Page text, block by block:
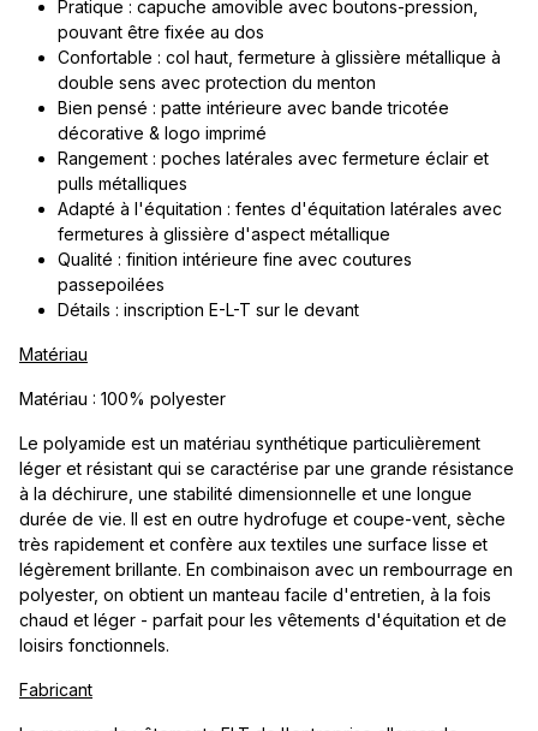
Pratique : capuche amovible avec boutons-pression,
pouvant être fixée au dos
Confortable : col haut, fermeture à glissière métallique à
double sens avec protection du menton
Bien pensé : patte intérieure avec bande tricotée
décorative & logo imprimé
Rangement : poches latérales avec fermeture éclair et
pulls métalliques
Adapté à l'équitation : fentes d'équitation latérales avec
fermetures à glissière d'aspect métallique
Qualité : finition intérieure fine avec coutures
passepoilées
Détails : inscription E-L-T sur le devant
Matériau
Matériau : 100% polyester
Le polyamide est un matériau synthétique particulièrement
léger et résistant qui se caractérise par une grande résistance
à la déchirure, une stabilité dimensionnelle et une longue
durée de vie. Il est en outre hydrofuge et coupe-vent, sèche
très rapidement et confère aux textiles une surface lisse et
légèrement brillante. En combinaison avec un rembourrage en
polyester, on obtient un manteau facile d'entretien, à la fois
chaud et léger - parfait pour les vêtements d'équitation et de
loisirs fonctionnels.
Fabricant